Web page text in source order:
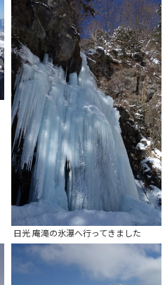
日光 庵滝の氷瀑へ行ってきました